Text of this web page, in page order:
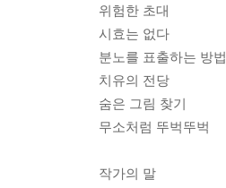
위험한 초대
시효는 없다
분노를 표출하는 방법
치유의 전당
숨은 그림 찾기
무소처럼 뚜벅뚜벅
작가의 말